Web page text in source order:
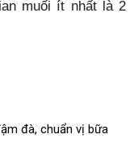
muối ít nhất là 2
đà, chuẩn vị bữa